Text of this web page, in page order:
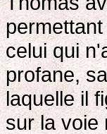
celui qui
profane,
laquelle il
sur la voie